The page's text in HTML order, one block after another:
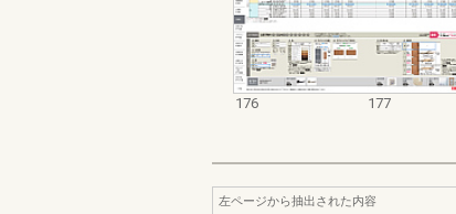
176 177
左ページから抽出された内容